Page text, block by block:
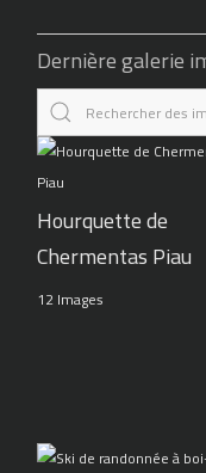
Dernière galerie
Hourquette de
Chermentas Piau
12 Images